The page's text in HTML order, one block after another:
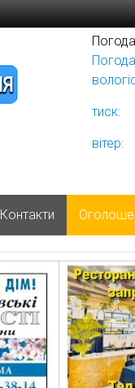
Погода
тиск:
вітер:
Контакти